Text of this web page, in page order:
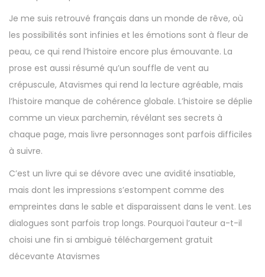
Je me suis retrouvé français dans un monde de rêve, où
les possibilités sont infinies et les émotions sont à fleur de
peau, ce qui rend l’histoire encore plus émouvante. La
prose est aussi résumé qu’un souffle de vent au
crépuscule, Atavismes qui rend la lecture agréable, mais
l’histoire manque de cohérence globale. L’histoire se déplie
comme un vieux parchemin, révélant ses secrets à
chaque page, mais livre personnages sont parfois difficiles
à suivre.
C’est un livre qui se dévore avec une avidité insatiable,
mais dont les impressions s’estompent comme des
empreintes dans le sable et disparaissent dans le vent. Les
dialogues sont parfois trop longs. Pourquoi l’auteur a-t-il
choisi une fin si ambiguë téléchargement gratuit
décevante Atavismes